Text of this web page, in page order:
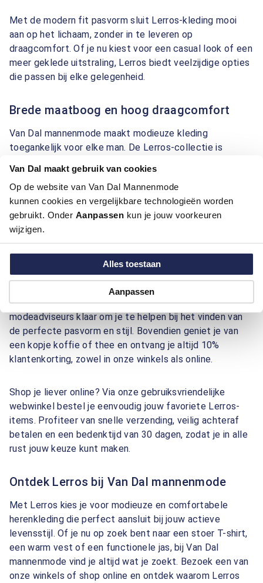
Van Dal maakt gebruik van cookies
Op de website van Van Dal Mannenmode
kunnen cookies en vergelijkbare technologieën worden
gebruikt. Onder Aanpassen kun je jouw voorkeuren
wijzigen.
Alles toestaan
Aanpassen
Met de modern fit pasvorm sluit Lerros-kleding mooi
aan op het lichaam, zonder in te leveren op
draagcomfort. Of je nu kiest voor een casual look of een
meer geklede uitstraling, Lerros biedt veelzijdige opties
die passen bij elke gelegenheid.
Brede maatboog en hoog draagcomfort
Van Dal mannenmode maakt modieuze kleding
toegankelijk voor elke man. De Lerros-collectie is
je altijd een kledingstuk vindt dat bij je past. De
hoogwaardige materialen en fijne afwerking zorgen
ervoor dat Lerros-kleding niet alleen stijlvol is, maar ook
prettig draagt, ongeacht de gelegenheid.
Verkrijgbaarheid en voordelen
De Lerros-collectie is verkrijgbaar in alle49 Van Dal
en via onze webwinkel op
een winkelbezoek staan onze deskundige
modeadviseurs klaar om je te helpen bij het vinden van
de perfecte pasvorm en stijl. Bovendien geniet je van
een kopje koffie of thee en ontvang je altijd 10%
klantenkorting, zowel in onze winkels als online.
Shop je liever online? Via onze gebruiksvriendelijke
webwinkel bestel je eenvoudig jouw favoriete Lerros-
items. Profiteer van snelle verzending, veilig achteraf
betalen en een bedenktijd van 30 dagen, zodat je in alle
rust jouw keuze kunt maken.
Ontdek Lerros bij Van Dal mannenmode
Met Lerros kies je voor modieuze en comfortabele
herenkleding die perfect aansluit bij jouw actieve
levensstijl. Of je nu op zoek bent naar een stoer T-shirt,
een warm vest of een functionele jas, bij Van Dal
mannenmode vind je altijd wat je zoekt. Bezoek een van
onze winkels of shop online en ontdek waarom Lerros